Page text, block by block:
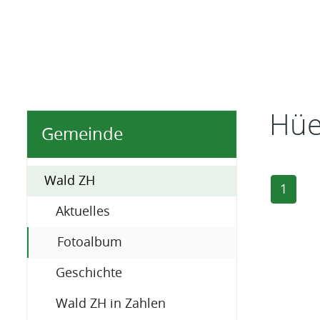
Gemeinde
Wald ZH
Aktuelles
Fotoalbum
Geschichte
Wald ZH in Zahlen
1